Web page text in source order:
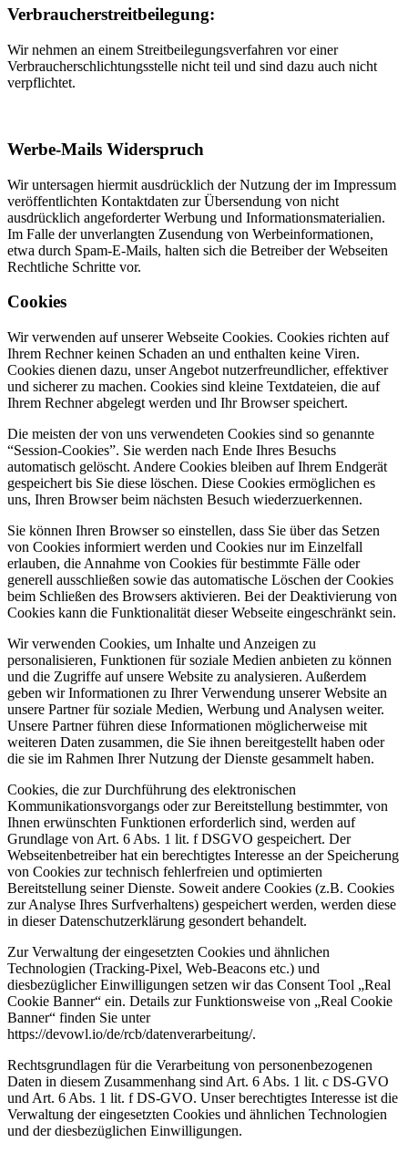
Verbraucherstreitbeilegung:
Wir nehmen an einem Streitbeilegungsverfahren vor einer
Verbraucherschlichtungsstelle nicht teil und sind dazu auch nicht
verpflichtet.
Werbe-Mails Widerspruch
Wir untersagen hiermit ausdrücklich der Nutzung der im Impressum
veröffentlichten Kontaktdaten zur Übersendung von nicht
ausdrücklich angeforderter Werbung und Informationsmaterialien.
Im Falle der unverlangten Zusendung von Werbeinformationen,
etwa durch Spam-E-Mails, halten sich die Betreiber der Webseiten
Rechtliche Schritte vor.
Cookies
Wir verwenden auf unserer Webseite Cookies. Cookies richten auf
Ihrem Rechner keinen Schaden an und enthalten keine Viren.
Cookies dienen dazu, unser Angebot nutzerfreundlicher, effektiver
und sicherer zu machen. Cookies sind kleine Textdateien, die auf
Ihrem Rechner abgelegt werden und Ihr Browser speichert.
Die meisten der von uns verwendeten Cookies sind so genannte
“Session-Cookies”. Sie werden nach Ende Ihres Besuchs
automatisch gelöscht. Andere Cookies bleiben auf Ihrem Endgerät
gespeichert bis Sie diese löschen. Diese Cookies ermöglichen es
uns, Ihren Browser beim nächsten Besuch wiederzuerkennen.
Sie können Ihren Browser so einstellen, dass Sie über das Setzen
von Cookies informiert werden und Cookies nur im Einzelfall
erlauben, die Annahme von Cookies für bestimmte Fälle oder
generell ausschließen sowie das automatische Löschen der Cookies
beim Schließen des Browsers aktivieren. Bei der Deaktivierung von
Cookies kann die Funktionalität dieser Webseite eingeschränkt sein.
Wir verwenden Cookies, um Inhalte und Anzeigen zu
personalisieren, Funktionen für soziale Medien anbieten zu können
und die Zugriffe auf unsere Website zu analysieren. Außerdem
geben wir Informationen zu Ihrer Verwendung unserer Website an
unsere Partner für soziale Medien, Werbung und Analysen weiter.
Unsere Partner führen diese Informationen möglicherweise mit
weiteren Daten zusammen, die Sie ihnen bereitgestellt haben oder
die sie im Rahmen Ihrer Nutzung der Dienste gesammelt haben.
Cookies, die zur Durchführung des elektronischen
Kommunikationsvorgangs oder zur Bereitstellung bestimmter, von
Ihnen erwünschten Funktionen erforderlich sind, werden auf
Grundlage von Art. 6 Abs. 1 lit. f DSGVO gespeichert. Der
Webseitenbetreiber hat ein berechtigtes Interesse an der Speicherung
von Cookies zur technisch fehlerfreien und optimierten
Bereitstellung seiner Dienste. Soweit andere Cookies (z.B. Cookies
zur Analyse Ihres Surfverhaltens) gespeichert werden, werden diese
in dieser Datenschutzerklärung gesondert behandelt.
Zur Verwaltung der eingesetzten Cookies und ähnlichen
Technologien (Tracking-Pixel, Web-Beacons etc.) und
diesbezüglicher Einwilligungen setzen wir das Consent Tool „Real
Cookie Banner“ ein. Details zur Funktionsweise von „Real Cookie
Banner“ finden Sie unter
https://devowl.io/de/rcb/datenverarbeitung/.
Rechtsgrundlagen für die Verarbeitung von personenbezogenen
Daten in diesem Zusammenhang sind Art. 6 Abs. 1 lit. c DS-GVO
und Art. 6 Abs. 1 lit. f DS-GVO. Unser berechtigtes Interesse ist die
Verwaltung der eingesetzten Cookies und ähnlichen Technologien
und der diesbezüglichen Einwilligungen.